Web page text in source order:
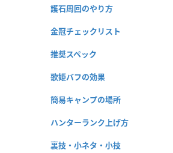
護石周回のやり方
金冠チェックリスト
推奨スペック
歌姫バフの効果
簡易キャンプの場所
ハンターランク上げ方
裏技・小ネタ・小技